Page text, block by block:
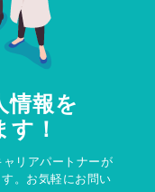
情報を
！
リアパートナーが
。お気軽にお問い